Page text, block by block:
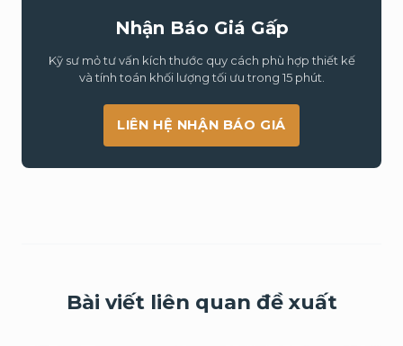
Nhận Báo Giá Gấp
Kỹ sư mỏ tư vấn kích thước quy cách phù hợp thiết kế
và tính toán khối lượng tối ưu trong 15 phút.
LIÊN HỆ NHẬN BÁO GIÁ
Bài viết liên quan đề xuất